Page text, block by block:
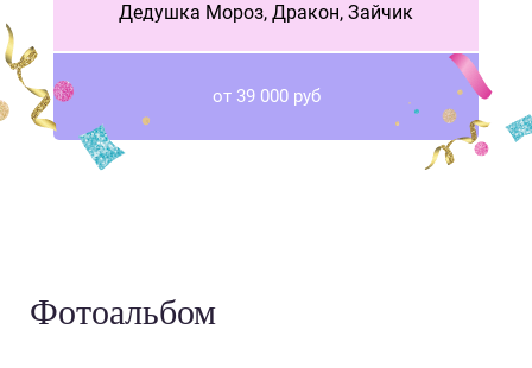
Дедушка Мороз, Дракон, Зайчик
от 39 000 руб
Фотоальбом